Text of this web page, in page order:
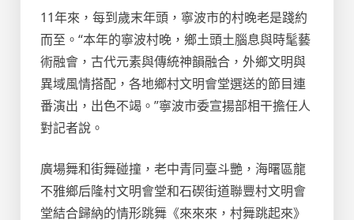
11年來，每到歲末年頭，寧波市的村晚老是踐約
而至。“本年的寧波村晚，鄉土頭土腦息與時髦藝
術融會，古代元素與傳統神韻融合，外鄉文明與
異域風情搭配，各地鄉村文明會堂選送的節目連
番演出，出色不竭。”寧波市委宣揚部相干擔任人
對記者說。
廣場舞和街舞碰撞，老中青同臺斗艷，海曙區龍
不雅鄉后隆村文明會堂和石碶街道聯豐村文明會
堂結合歸納的情形跳舞《來來來，村舞跳起來》